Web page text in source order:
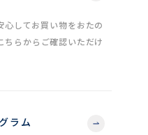
心してお買い物をおたの
ちらからご確認いただけ
ラム